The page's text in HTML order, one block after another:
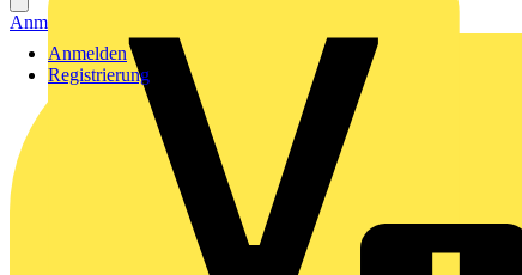
Anmelden
Registrierung
Anmelden